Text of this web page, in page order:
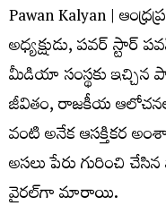
Pawan Kalyan |
అధ్యక్షుడు, పవర్
మీడియా సంస్థకు ఇచ్చిన
జీవితం, రాజకీయ
వంటి అనేక ఆసక్తికర
అసలు పేరు గురించి
వైరల్‌గా మారాయి.